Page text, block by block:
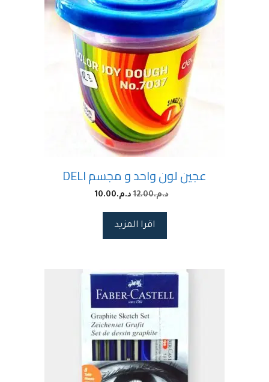
عجين لون واحد و مجسم DELI
د.م.12.00 د.م.10.00
اقرا المزيد